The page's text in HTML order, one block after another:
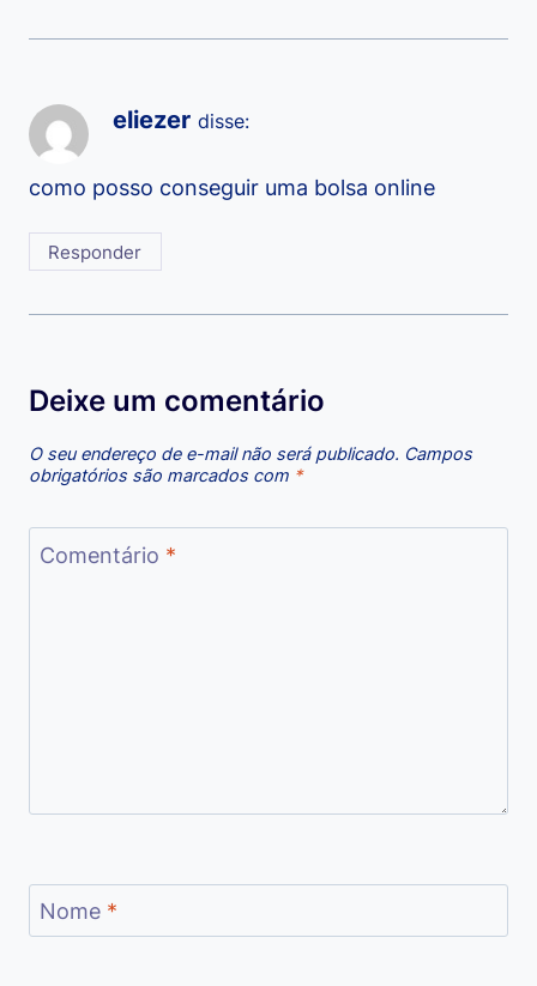
eliezer disse:
como posso conseguir uma bolsa online
Responder
Deixe um comentário
O seu endereço de e-mail não será publicado. Campos
obrigatórios são marcados com *
Comentário *
Nome *